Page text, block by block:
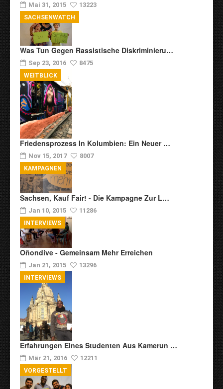
Mai 31, 2015 13223
Was Tun Gegen Rassistische Diskriminieru…
Sep 23, 2016 8475
SACHSENWATCH
Friedensprozess In Kolumbien: Ein Neuer …
Nov 15, 2017 8007
WEITBLICK
Sachsen, Kauf Fair! - Die Kampagne Zur L…
Jan 10, 2015 11286
KAMPAGNEN
Oñondive - Gemeinsam Mehr Erreichen
Jan 21, 2015 13296
INTERVIEWS
Erfahrungen Eines Studenten Aus Kamerun …
Mär 21, 2016 12211
INTERVIEWS
VORGESTELLT